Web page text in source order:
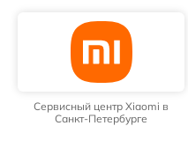
Сервисный центр Xiaomi в
Санкт-Петербурге